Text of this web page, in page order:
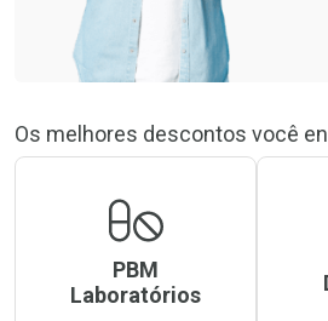
Os melhores descontos você
PBM
Laboratórios